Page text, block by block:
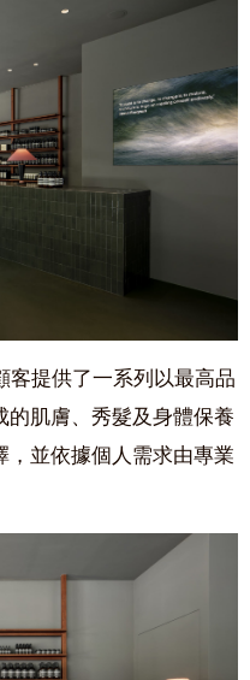
客提供了一系列以最高品
肌膚、秀髮及身體保養
，並依據個人需求由專業